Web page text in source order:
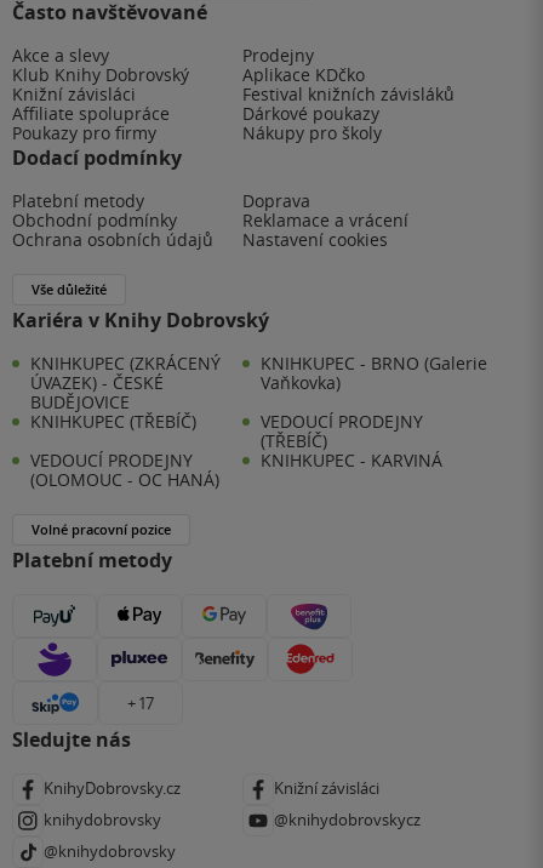
Často navštěvované
Akce a slevy
Prodejny
Klub Knihy Dobrovský
Aplikace KDčko
Knižní závisláci
Festival knižních závisláků
Affiliate spolupráce
Dárkové poukazy
Poukazy pro firmy
Nákupy pro školy
Dodací podmínky
Platební metody
Doprava
Obchodní podmínky
Reklamace a vrácení
Ochrana osobních údajů
Nastavení cookies
Vše důležité
Kariéra v Knihy Dobrovský
KNIHKUPEC (ZKRÁCENÝ
ÚVAZEK) - ČESKÉ
BUDĚJOVICE
KNIHKUPEC - BRNO (Galerie
Vaňkovka)
KNIHKUPEC (TŘEBÍČ)
VEDOUCÍ PRODEJNY
(TŘEBÍČ)
VEDOUCÍ PRODEJNY
(OLOMOUC - OC HANÁ)
KNIHKUPEC - KARVINÁ
Volné pracovní pozice
Platební metody
+ 17
Sledujte nás
KnihyDobrovsky.cz
Knižní závisláci
knihydobrovsky
@knihydobrovskycz
@knihydobrovsky